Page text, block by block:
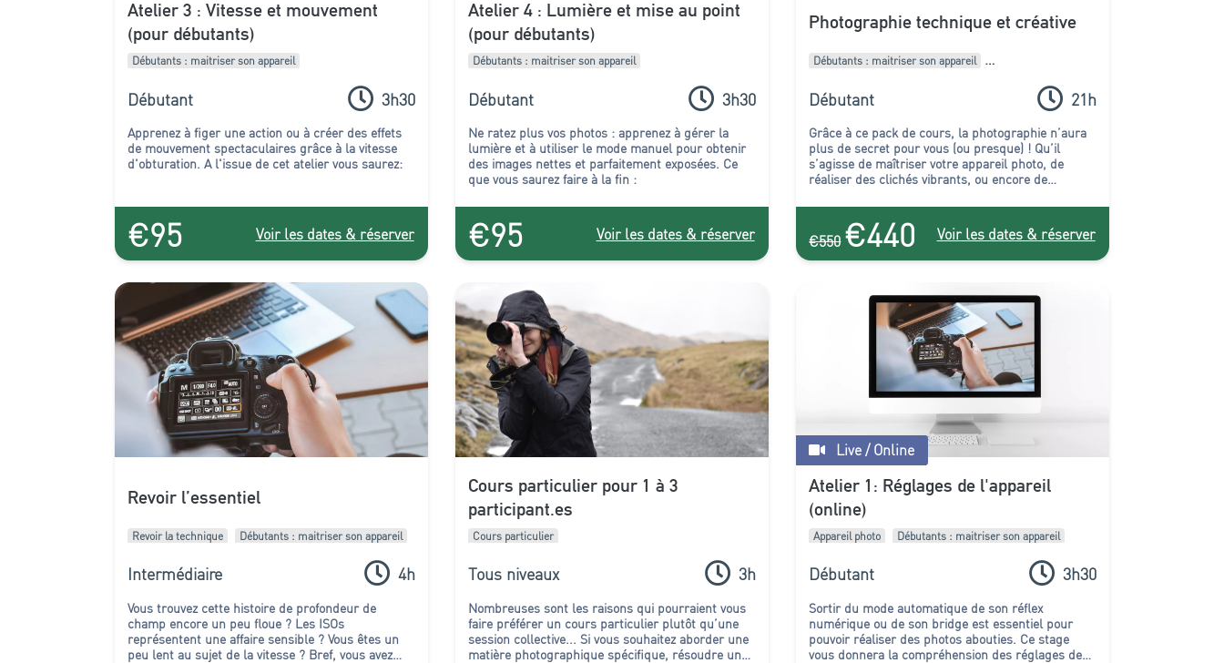
Atelier 3 : Vitesse et mouvement
(pour débutants)
Débutants : maitriser son appareil
Débutant 3h30
Apprenez à figer une action ou à créer des effets
de mouvement spectaculaires grâce à la vitesse
d'obturation. A l'issue de cet atelier vous saurez:
€95 Voir les dates & réserver
Atelier 4 : Lumière et mise au point
(pour débutants)
Débutants : maitriser son appareil
Débutant 3h30
Ne ratez plus vos photos : apprenez à gérer la
lumière et à utiliser le mode manuel pour obtenir
des images nettes et parfaitement exposées. Ce
que vous saurez faire à la fin :
€95 Voir les dates & réserver
Photographie technique et créative
Débutants : maitriser son appareil
Pack de formations
Débutant 21h
Grâce à ce pack de cours, la photographie n’aura
plus de secret pour vous (ou presque) ! Qu’il
s’agisse de maîtriser votre appareil photo, de
réaliser des clichés vibrants, ou encore de
€550 €440 Voir les dates & réserver
Revoir l’essentiel
Revoir la technique Débutants : maitriser son appareil
Intermédiaire 4h
Vous trouvez cette histoire de profondeur de
champ encore un peu floue ? Les ISOs
représentent une affaire sensible ? Vous êtes un
peu lent au sujet de la vitesse ? Bref, vous avez
Cours particulier pour 1 à 3
participant.es
Cours particulier
Tous niveaux 3h
Nombreuses sont les raisons qui pourraient vous
faire préférer un cours particulier plutôt qu’une
session collective... Si vous souhaitez aborder une
matière photographique spécifique, résoudre un
Live / Online
Atelier 1: Réglages de l'appareil
(online)
Appareil photo Débutants : maitriser son appareil
Débutant 3h30
Sortir du mode automatique de son réflex
numérique ou de son bridge est essentiel pour
pouvoir réaliser des photos abouties. Ce stage
vous donnera la compréhension des réglages de